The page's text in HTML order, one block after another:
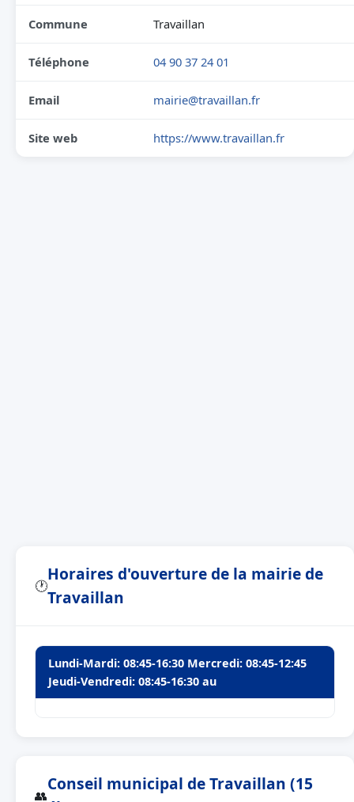
Commune Travaillan
Téléphone 04 90 37 24 01
Email mairie@travaillan.fr
Site web https://www.travaillan.fr
🕐
Horaires d'ouverture de la mairie de
Travaillan
Lundi-Mardi: 08:45-16:30 Mercredi: 08:45-12:45
Jeudi-Vendredi: 08:45-16:30 au
👥
Conseil municipal de Travaillan (15